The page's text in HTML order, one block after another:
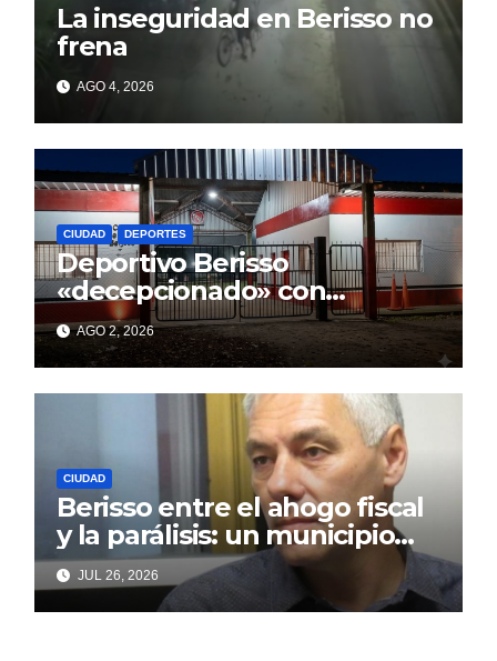
La inseguridad en Berisso no
frena
AGO 4, 2026
CIUDAD DEPORTES
Deportivo Berisso
«decepcionado» con
Cagliardi y sus promesas
incumplidas
AGO 2, 2026
CIUDAD
Berisso entre el ahogo fiscal
y la parálisis: un municipio
acorralado por la falta de
gestión y el desencanto
vecino
JUL 26, 2026